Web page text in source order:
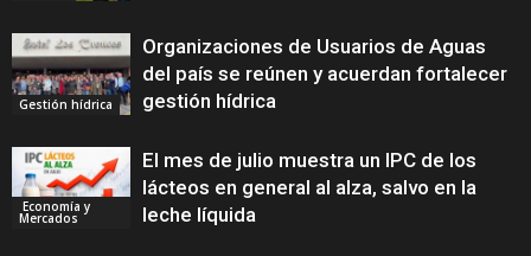
Gestión hídrica
Organizaciones de Usuarios de Aguas
del país se reúnen y acuerdan fortalecer
gestión hídrica
Economía y
Mercados
El mes de julio muestra un IPC de los
lácteos en general al alza, salvo en la
leche líquida